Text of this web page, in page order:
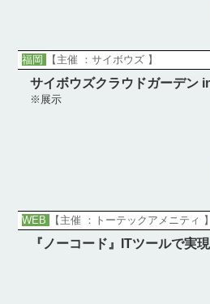
福岡 【主催 ：サイボウズ 】
サイボウズクラウドガーデン
※展示
WEB 【主催 ：トーテックアメニティ 】
『ノーコード』ITツールで実